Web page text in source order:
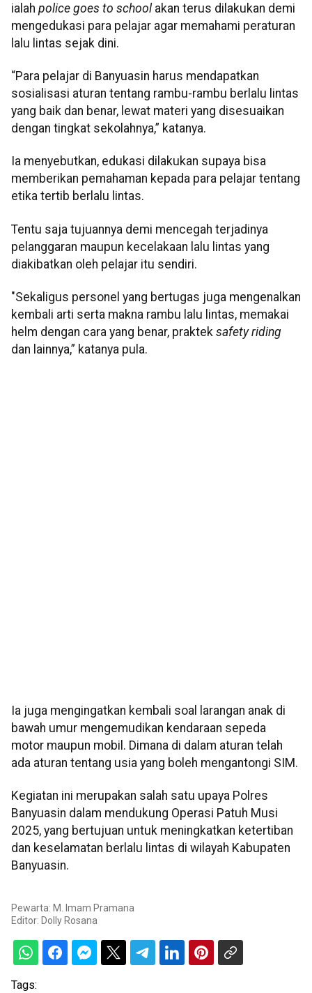
ialah police goes to school akan terus dilakukan demi
mengedukasi para pelajar agar memahami peraturan
lalu lintas sejak dini.
“Para pelajar di Banyuasin harus mendapatkan
sosialisasi aturan tentang rambu-rambu berlalu lintas
yang baik dan benar, lewat materi yang disesuaikan
dengan tingkat sekolahnya,” katanya.
Ia menyebutkan, edukasi dilakukan supaya bisa
memberikan pemahaman kepada para pelajar tentang
etika tertib berlalu lintas.
Tentu saja tujuannya demi mencegah terjadinya
pelanggaran maupun kecelakaan lalu lintas yang
diakibatkan oleh pelajar itu sendiri.
"Sekaligus personel yang bertugas juga mengenalkan
kembali arti serta makna rambu lalu lintas, memakai
helm dengan cara yang benar, praktek safety riding
dan lainnya,” katanya pula.
Ia juga mengingatkan kembali soal larangan anak di
bawah umur mengemudikan kendaraan sepeda
motor maupun mobil. Dimana di dalam aturan telah
ada aturan tentang usia yang boleh mengantongi SIM.
Kegiatan ini merupakan salah satu upaya Polres
Banyuasin dalam mendukung Operasi Patuh Musi
2025, yang bertujuan untuk meningkatkan ketertiban
dan keselamatan berlalu lintas di wilayah Kabupaten
Banyuasin.
Pewarta: M. Imam Pramana
Editor: Dolly Rosana
Tags: